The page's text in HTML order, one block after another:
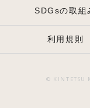
SDGsの取組
利用規則
© KINTETSU